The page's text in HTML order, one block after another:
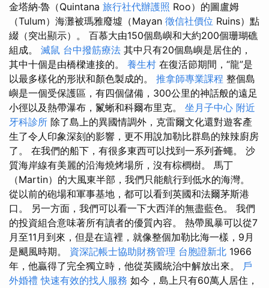
金塔納·魯（Quintana 旅行社代辦護照 Roo）的圖盧姆
（Tulum）海灘被瑪雅廢墟（Mayan 徵信社價位 Ruins）點
綴（突出顯示）。 百慕大由150個島嶼和大約200個珊瑚礁
組成。 滅鼠 台中撥筋療法 其中只有20個島嶼是居住的，
其中十個是由橋樑連接的。 養生村 在復活節期間，“龍”是
以最多樣化的形狀和顏色製成的。 推拿師專業課程 整個島
嶼是一個受保護區，有四個儲備，300公里的神話般的遠足
小徑以及熱帶瀑布，鬣蜥和科爾布里克。 坐月子中心 附近
牙科診所 除了島上的異國情調外，克雷爾文化還對遊客產
生了令人印象深刻的影響，更不用說加勒比群島的辣辣廚房
了。 在我們的船下，有很多東西可以找到一系列蒼蠅。 沙
質海岸線有美麗的沿海燒烤場所，沒有棕櫚樹。 馬丁
（Martin）的大風東半部，我們只能航行到低水的海灣。
從以前的砲場和軍事基地，都可以看到英國和法爾茅斯港
口。 另一方面，我們可以看一下大西洋的無盡藍色。 我們
的投資組合意味著所有讀者的優質內容。 熱帶風暴可以從7
月至11月到來，但是在這裡，就像整個加勒比海一樣，9月
是颶風時期。 資深記帳士協助財務管理 台胞證新北 1966
年，他贏得了完全獨立時，他從英國統治中解放出來。 戶
外婚禮 快速有效的找人服務 如今，島上只有60萬人居住，